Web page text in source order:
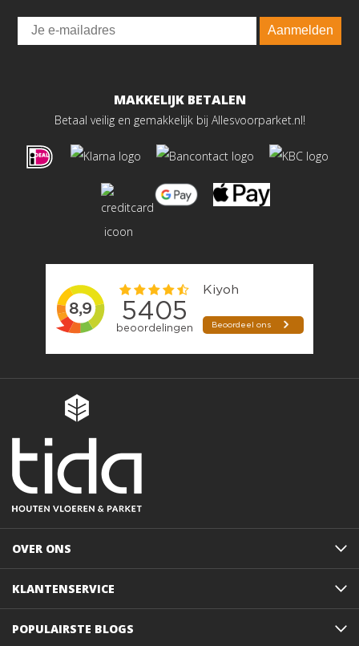
Email
Aanmelden
MAKKELIJK BETALEN
Betaal veilig en gemakkelijk bij Allesvoorparket.nl!
OVER ONS
KLANTENSERVICE
POPULAIRSTE BLOGS